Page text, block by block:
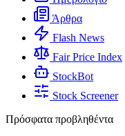
Άρθρα
Flash News
Fair Price Index
StockBot
Stock Screener
Πρόσφατα προβληθέντα